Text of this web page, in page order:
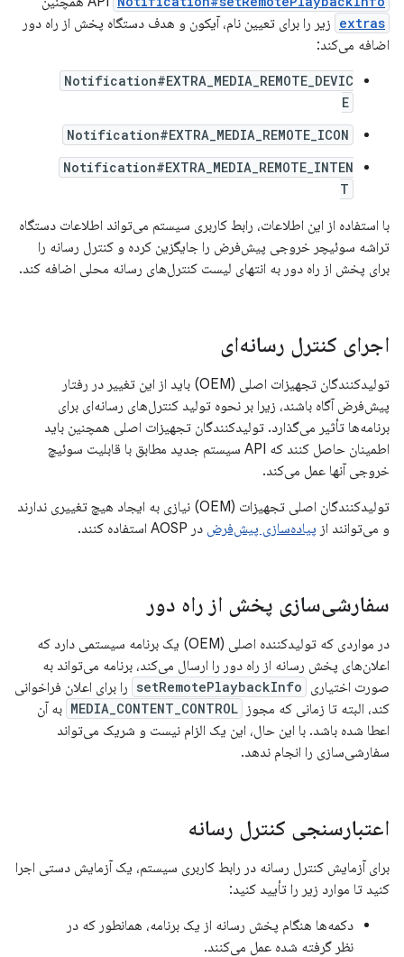
extras زیر را برای تعیین نام، آیکون و هدف دستگاه پخش از راه دور
اضافه می‌کند:
Notification#EXTRA_MEDIA_REMOTE_DEVIC
E
Notification#EXTRA_MEDIA_REMOTE_ICON
Notification#EXTRA_MEDIA_REMOTE_INTEN
T
با استفاده از این اطلاعات، رابط کاربری سیستم می‌تواند اطلاعات دستگاه
تراشه سوئیچر خروجی پیش‌فرض را جایگزین کرده و کنترل رسانه را
برای پخش از راه دور به انتهای لیست کنترل‌های رسانه محلی اضافه کند.
اجرای کنترل رسانه‌ای
تولیدکنندگان تجهیزات اصلی (OEM) باید از این تغییر در رفتار
پیش‌فرض آگاه باشند، زیرا بر نحوه تولید کنترل‌های رسانه‌ای برای
برنامه‌ها تأثیر می‌گذارد. تولیدکنندگان تجهیزات اصلی همچنین باید
اطمینان حاصل کنند که API سیستم جدید مطابق با قابلیت سوئیچ
خروجی آنها عمل می‌کند.
تولیدکنندگان اصلی تجهیزات (OEM) نیازی به ایجاد هیچ تغییری ندارند
و می‌توانند از پیاده‌سازی پیش‌فرض در AOSP استفاده کنند.
سفارشی‌سازی پخش از راه دور
در مواردی که تولیدکننده اصلی (OEM) یک برنامه سیستمی دارد که
اعلان‌های پخش رسانه از راه دور را ارسال می‌کند، برنامه می‌تواند به
صورت اختیاری setRemotePlaybackInfo را برای اعلان فراخوانی
کند، البته تا زمانی که مجوز MEDIA_CONTENT_CONTROL به آن
اعطا شده باشد. با این حال، این یک الزام نیست و شریک می‌تواند
سفارشی‌سازی را انجام ندهد.
اعتبارسنجی کنترل رسانه
برای آزمایش کنترل رسانه در رابط کاربری سیستم، یک آزمایش دستی اجرا
کنید تا موارد زیر را تأیید کنید:
دکمه‌ها هنگام پخش رسانه از یک برنامه، همانطور که در
نظر گرفته شده عمل می‌کنند.